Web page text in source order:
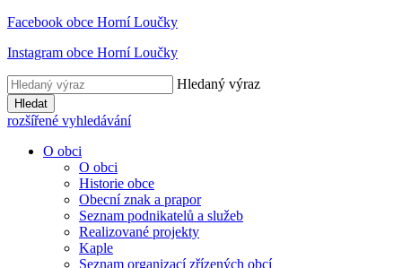
Facebook obce Horní Loučky
Instagram obce Horní Loučky
Hledaný výraz
Hledat
rozšířené vyhledávání
O obci
O obci
Historie obce
Obecní znak a prapor
Seznam podnikatelů a služeb
Realizované projekty
Kaple
Seznam organizací zřízených obcí